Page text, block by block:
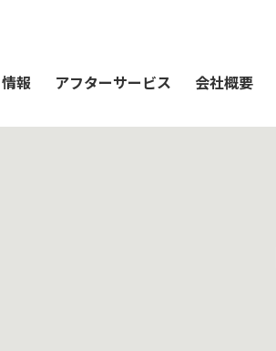
報 アフターサービス 会社概要